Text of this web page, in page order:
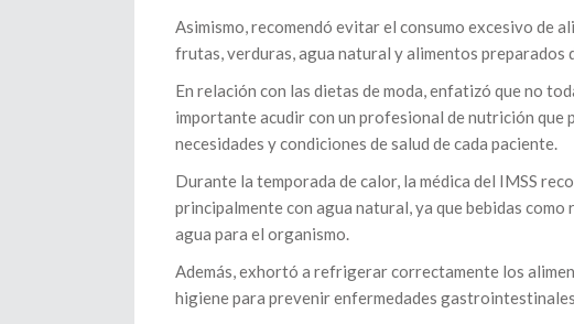
Asimismo, recomendó evitar el consumo excesivo de
frutas, verduras, agua natural y alimentos preparados
En relación con las dietas de moda, enfatizó que no
importante acudir con un profesional de nutrición que
necesidades y condiciones de salud de cada paciente.
Durante la temporada de calor, la médica del IMSS
principalmente con agua natural, ya que bebidas
agua para el organismo.
Además, exhortó a refrigerar correctamente los
higiene para prevenir enfermedades